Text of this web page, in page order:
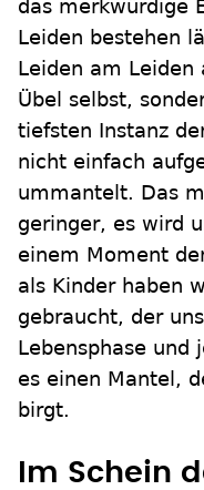
das merkwürdige
Leiden bestehen
Leiden am
Übel selbst,
tiefsten Instanz
nicht einfach
ummantelt. Das
geringer, es wird
einem Moment
als Kinder haben
gebraucht, der
Lebensphase und
es einen Mantel,
birgt.
Im Schein